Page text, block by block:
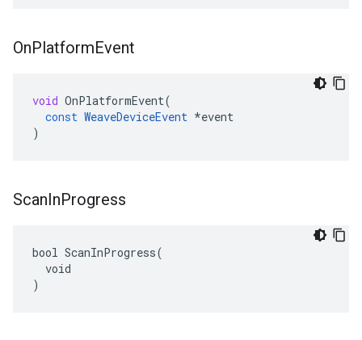
OnPlatformEvent
void OnPlatformEvent(
const WeaveDeviceEvent *event
)
ScanInProgress
bool ScanInProgress(
  void
)